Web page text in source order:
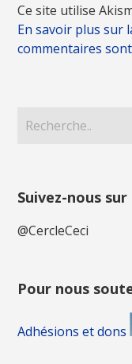
Ce site utilise
En savoir plus sur
commentaires
Suivez-nous
@CercleCeci
Pour nous
Adhésions et dons